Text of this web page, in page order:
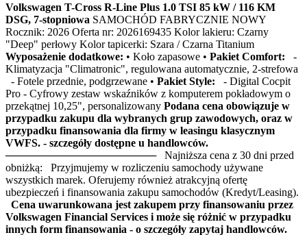
Volkswagen T-Cross R-Line Plus 1.0 TSI 85 kW / 116 KM
DSG, 7-stopniowa SAMOCHÓD FABRYCZNIE NOWY
Rocznik: 2026 Oferta nr: 2026169435 Kolor lakieru: Czarny
"Deep" perłowy Kolor tapicerki: Szara / Czarna Titanium
Wyposażenie dodatkowe: • Koło zapasowe • Pakiet Comfort: -
Klimatyzacja "Climatronic", regulowana automatycznie, 2-strefowa
- Fotele przednie, podgrzewane • Pakiet Style: - Digital Cocpit
Pro - Cyfrowy zestaw wskaźników z komputerem pokładowym o
przekątnej 10,25", personalizowany Podana cena obowiązuje w
przypadku zakupu dla wybranych grup zawodowych, oraz w
przypadku finansowania dla firmy w leasingu klasycznym
VWFS. - szczegóły dostępne u handlowców.
──────────────────── Najniższa cena z 30 dni przed
obniżką: Przyjmujemy w rozliczeniu samochody używane
wszystkich marek. Oferujemy również atrakcyjną ofertę
ubezpieczeń i finansowania zakupu samochodów (Kredyt/Leasing).
Cena uwarunkowana jest zakupem przy finansowaniu przez
Volkswagen Financial Services i może się różnić w przypadku
innych form finansowania - o szczegóły zapytaj handlowców.